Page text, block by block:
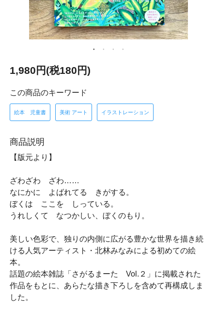
1,980円(税180円)
この商品のキーワード
絵本 児童書 美術 アート イラストレーション
商品説明
【版元より】
ざわざわ ざわ……
なにかに よばれてる きがする。
ぼくは ここを しっている。
うれしくて なつかしい、ぼくのもり。
美しい色彩で、独りの内側に広がる豊かな世界を描き続
ける人気アーティスト・北林みなみによる初めての絵
本。
話題の絵本雑誌「さがるまーた Vol.２」に掲載された
作品をもとに、あらたな描き下ろしを含めて再構成しま
した。